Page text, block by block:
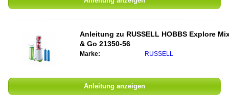
Anleitung zu RUSSELL HOBBS Explore
& Go 21350-56
Marke: RUSSELL
Anleitung anzeigen